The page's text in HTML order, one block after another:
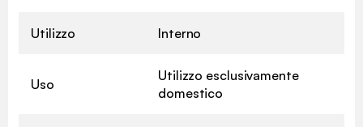
Utilizzo Interno
Uso
Utilizzo esclusivamente
domestico